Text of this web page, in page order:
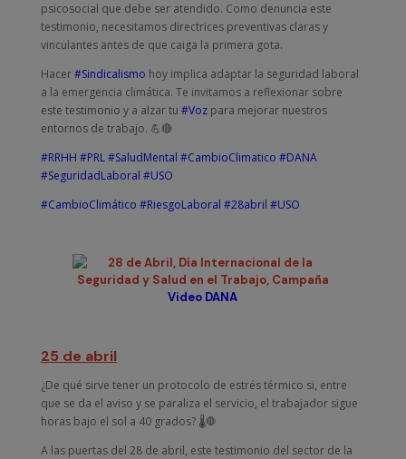
psicosocial que debe ser atendido. Como denuncia este
testimonio, necesitamos directrices preventivas claras y
vinculantes antes de que caiga la primera gota.
Hacer#Sindicalismo hoy implica adaptar la seguridad laboral
a la emergencia climática. Te invitamos a reflexionar sobre
este testimonio y a alzar tu #Vozpara mejorar nuestros
entornos de trabajo. 💪🔴
#RRHH #PRL#SaludMental #CambioClimatico #DANA
#SeguridadLaboral #USO
#CambioClimático #RiesgoLaboral #28abril #USO
Video DANA
25 de abril
¿De qué sirve tener un protocolo de estrés térmico si, entre
que se da el aviso y se paraliza el servicio, el trabajador sigue
horas bajo el sol a 40 grados? 🌡️🛑
A las puertas del 28 de abril, este testimonio del sector de la